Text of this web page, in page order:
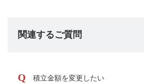
関連するご質問
積立金額を変更したい